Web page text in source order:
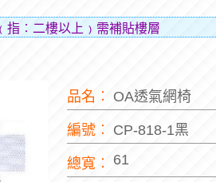
以上﹚需補貼樓層費用（貼補搬運
品名︰ OA透氣網椅
編號︰ CP-818-1黑
總寬︰ 61